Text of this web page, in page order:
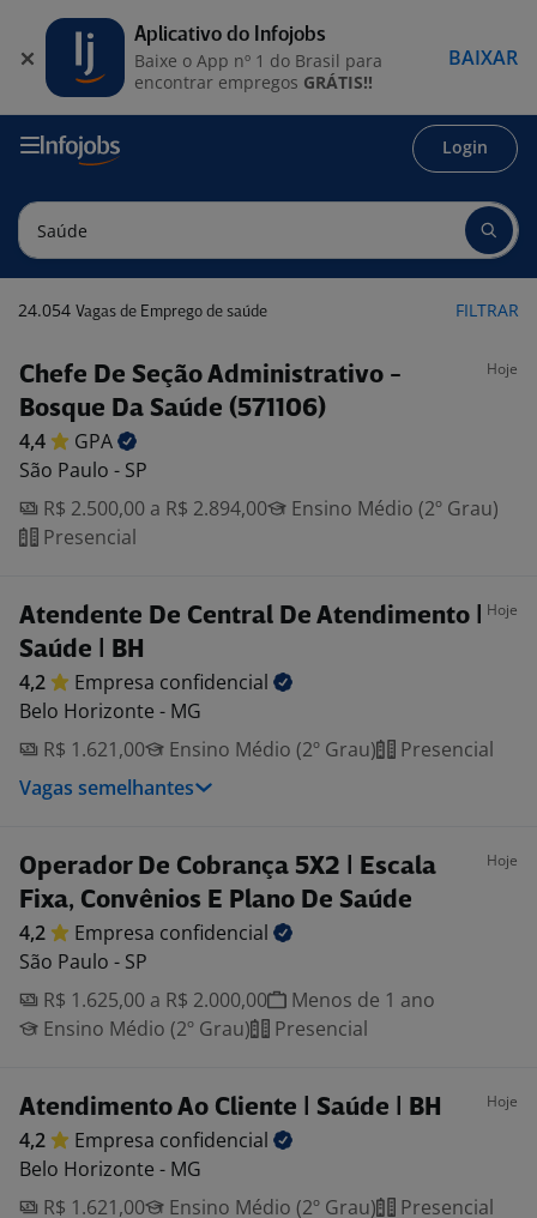
Login
24.054 Vagas de Emprego de saúde FILTRAR
Chefe De Seção Administrativo -
Bosque Da Saúde (571106)
Hoje
4,4
GPA
São Paulo - SP
R$ 2.500,00 a R$ 2.894,00
Ensino Médio (2º Grau)
Presencial
Atendente De Central De Atendimento |
Saúde | BH
Hoje
4,2 Empresa confidencial
Belo Horizonte - MG
R$ 1.621,00
Ensino Médio (2º Grau)
Presencial
Vagas semelhantes
Operador De Cobrança 5X2 | Escala
Fixa, Convênios E Plano De Saúde
Hoje
4,2 Empresa confidencial
São Paulo - SP
R$ 1.625,00 a R$ 2.000,00
Menos de 1 ano
Ensino Médio (2º Grau)
Presencial
Atendimento Ao Cliente | Saúde | BH Hoje
4,2 Empresa confidencial
Belo Horizonte - MG
R$ 1.621,00
Ensino Médio (2º Grau)
Presencial
Aplicativo do Infojobs
Baixe o App nº 1 do Brasil para
encontrar empregos GRÁTIS!!
BAIXAR